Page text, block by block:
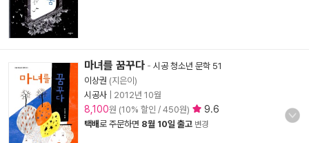
마녀를 꿈꾸다 - 시공 청소년 문학 51
이상권 (지은이)
시공사
2012년 10월
8,100원 (10% 할인 / 450원) 9.6
택배로 주문하면 8월 10일 출고 변경